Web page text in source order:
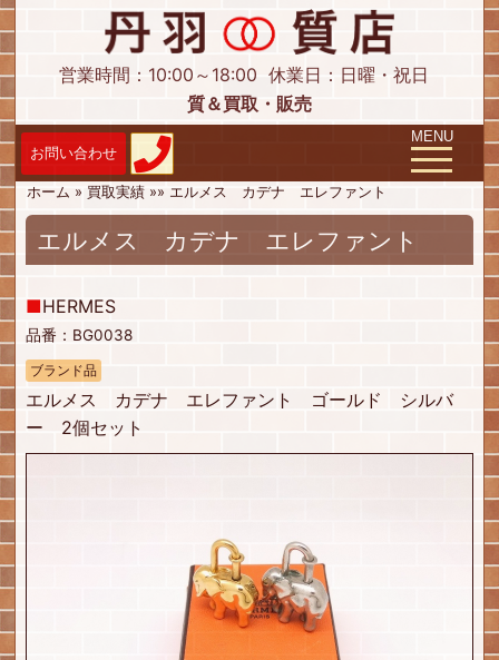
営業時間：10:00～18:00 休業日：日曜・祝日
質＆買取・販売
Toggle
MENU
ホーム » 買取実績 »» エルメス カデナ エレファント
エルメス カデナ エレファント
■HERMES
品番：BG0038
ブランド品
エルメス カデナ エレファント ゴールド シルバ
ー 2個セット